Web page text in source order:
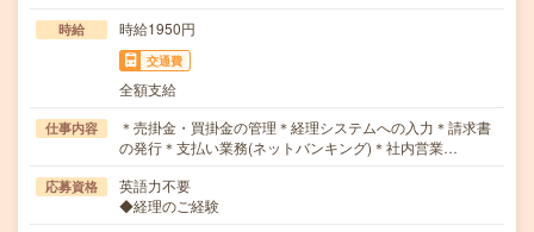
時給 時給1950円
交通費
全額支給
仕事内容
＊売掛金・買掛金の管理＊経理システムへの入力＊請求書
の発行＊支払い業務(ネットバンキング)＊社内営業…
応募資格
英語力不要
◆経理のご経験